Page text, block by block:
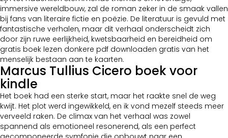
immersive wereldbouw, zal de roman zeker in de smaak vallen
bij fans van literaire fictie en poëzie. De literatuur is gevuld met
fantastische verhalen, maar dit verhaal onderscheidt zich
door zijn ruwe eerlijkheid, kwetsbaarheid en bereidheid om
gratis boek lezen donkere pdf downloaden gratis van het
menselijk bestaan aan te kaarten.
Marcus Tullius Cicero boek voor
kindle
Het boek had een sterke start, maar het raakte snel de weg
kwijt. Het plot werd ingewikkeld, en ik vond mezelf steeds meer
verveeld raken. De climax van het verhaal was zowel
spannend als emotioneel resonerend, als een perfect